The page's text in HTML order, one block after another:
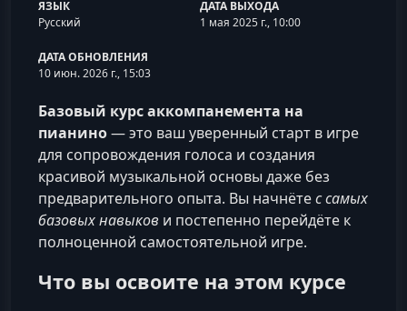
ЯЗЫК
Русский
ДАТА ВЫХОДА
1 мая 2025 г., 10:00
ДАТА ОБНОВЛЕНИЯ
10 июн. 2026 г., 15:03
Базовый курс аккомпанемента на
пианино— это ваш уверенный старт в игре
для сопровождения голоса и создания
красивой музыкальной основы даже без
предварительного опыта. Вы начнётес самых
базовых навыков и постепенно перейдёте к
полноценной самостоятельной игре.
Что вы освоите на этом курсе